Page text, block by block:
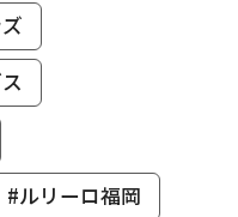
#ルリーロ福岡